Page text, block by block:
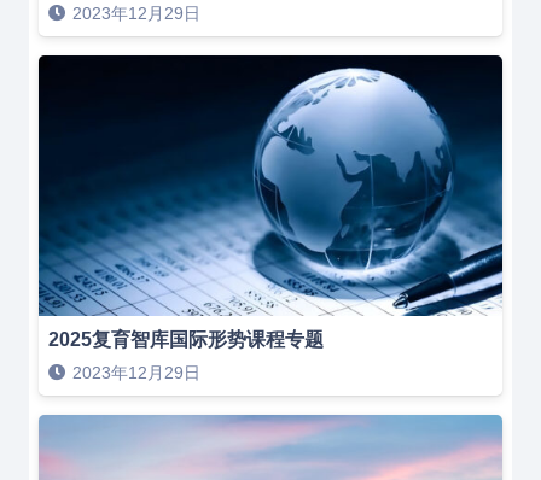
2023年12月29日
2025复育智库国际形势课程专题
2023年12月29日